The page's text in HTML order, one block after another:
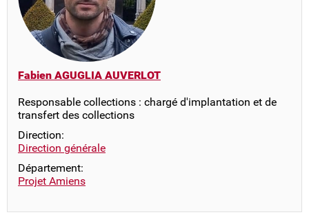
Fabien AGUGLIA AUVERLOT
Responsable collections : chargé d'implantation et de
transfert des collections
Direction:
Direction générale
Département:
Projet Amiens